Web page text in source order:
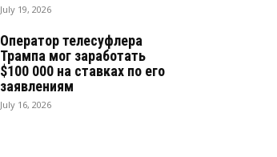
July 19, 2026
Оператор телесуфлера
Трампа мог заработать
$100 000 на ставках по его
заявлениям
July 16, 2026